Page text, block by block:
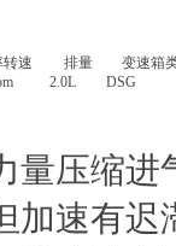
速 排量
变速箱
2.0L DSG
压缩进
加速有迟